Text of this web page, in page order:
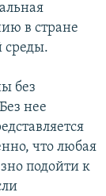
в стране
среды.
без
нее
что любая
подойти к